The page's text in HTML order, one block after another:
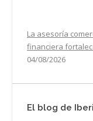
La asesoría
financiera
04/08/2026
El blog de